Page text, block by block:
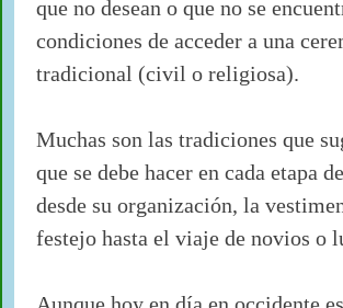
que no desean o que no se
condiciones de acceder a una
tradicional (civil o religiosa).
Muchas son las tradiciones que
que se debe hacer en cada etapa
desde su organización, la
festejo hasta el viaje de novios o